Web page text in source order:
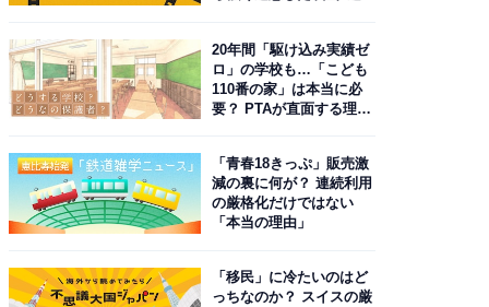
20年間「駆け込み実績ゼ
ロ」の学校も…「こども
110番の家」は本当に必
要？ PTAが直面する理想
「青春18きっぷ」販売激
減の裏に何が？ 連続利用
の厳格化だけではない
「本当の理由」
「移民」に冷たいのはど
っちなのか？ スイスの厳